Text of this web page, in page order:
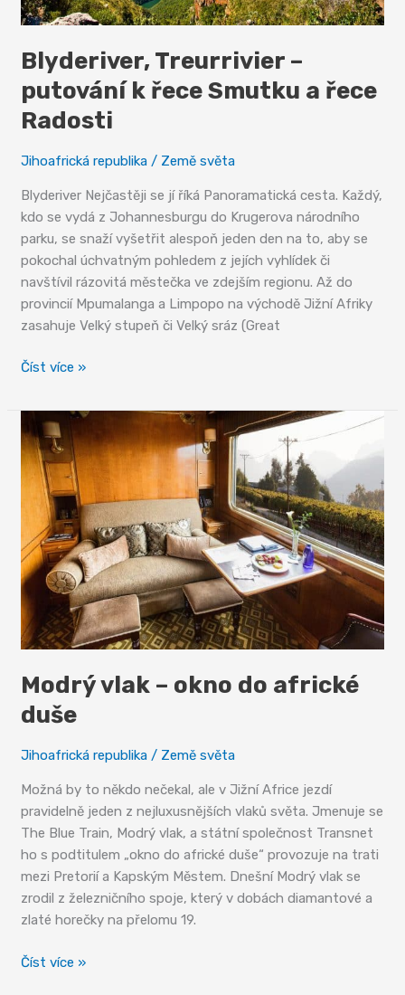
Blyderiver, Treurrivier –
putování k řece Smutku a řece
Radosti
Jihoafrická republika / Země světa
Blyderiver Nejčastěji se jí říká Panoramatická cesta. Každý,
kdo se vydá z Johannesburgu do Krugerova národního
parku, se snaží vyšetřit alespoň jeden den na to, aby se
pokochal úchvatným pohledem z jejích vyhlídek či
navštívil rázovitá městečka ve zdejším regionu. Až do
provincií Mpumalanga a Limpopo na východě Jižní Afriky
zasahuje Velký stupeň či Velký sráz (Great
Blyderiver,
–
putování
k
řece
Smutku
řece
Radosti
Číst více »
Modrý vlak – okno do africké
duše
Jihoafrická republika / Země světa
Možná by to někdo nečekal, ale v Jižní Africe jezdí
pravidelně jeden z nejluxusnějších vlaků světa. Jmenuje se
The Blue Train, Modrý vlak, a státní společnost Transnet
ho s podtitulem „okno do africké duše“ provozuje na trati
mezi Pretorií a Kapským Městem. Dnešní Modrý vlak se
zrodil z železničního spoje, který v dobách diamantové a
zlaté horečky na přelomu 19.
Modrý
Číst více »